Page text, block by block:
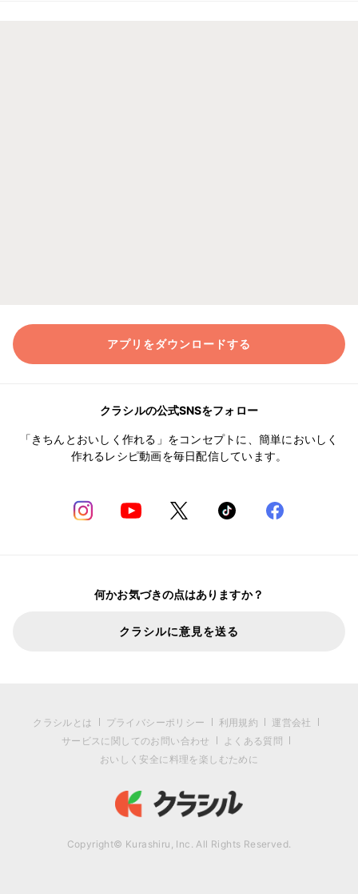
アプリをダウンロードする
クラシルの公式SNSをフォロー
「きちんとおいしく作れる」をコンセプトに、簡単においしく
作れるレシピ動画を毎日配信しています。
何かお気づきの点はありますか？
クラシルに意見を送る
クラシルとは プライバシーポリシー 利用規約
運営会社
サービスに関してのお問い合わせ
よくある質問
おいしく安全に料理を楽しむために
Copyright© Kurashiru, Inc. All Rights Reserved.